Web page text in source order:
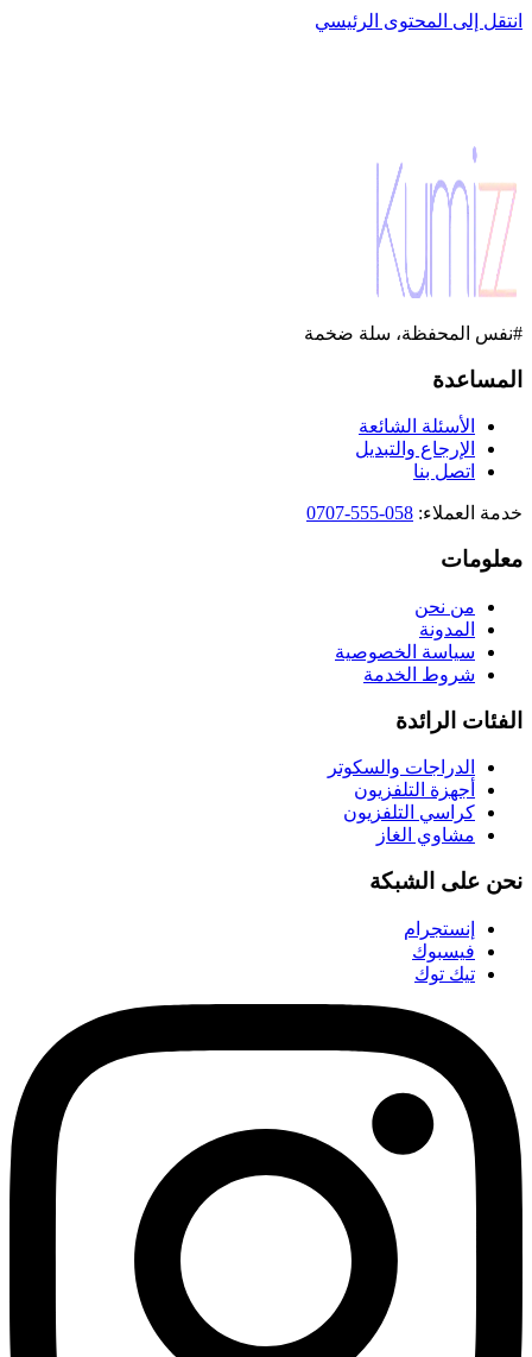
انتقل إلى المحتوى الرئيسي
#نفس المحفظة، سلة ضخمة
المساعدة
الأسئلة الشائعة
الإرجاع والتبديل
اتصل بنا
خدمة العملاء:
058-555-0707
معلومات
من نحن
المدونة
سياسة الخصوصية
شروط الخدمة
الفئات الرائدة
الدراجات والسكوتر
أجهزة التلفزيون
كراسي التلفزيون
مشاوي الغاز
نحن على الشبكة
إنستجرام
فيسبوك
تيك توك